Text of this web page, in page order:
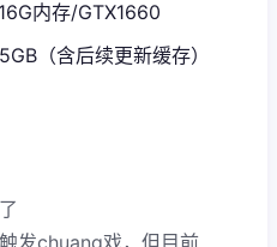
内存/GTX1660
（含后续更新缓存）
发chuang戏，但目前